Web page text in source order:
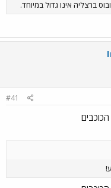
ברצליה אינו גדול במיוחד.
#41